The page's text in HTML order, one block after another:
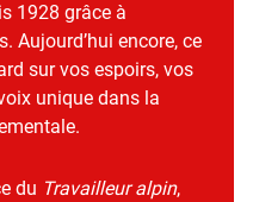
1928 grâce à
Aujourd’hui encore, ce
sur vos espoirs, vos
unique dans la
du Travailleur alpin,